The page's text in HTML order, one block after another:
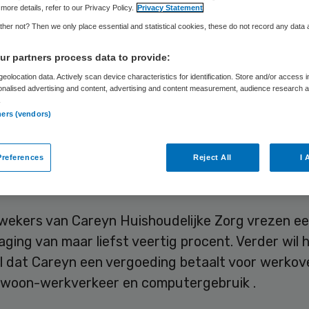
‘Wij zijn de thuiszorg’ in Utrecht eist
Zorg, die tot 1 januari in dienst waren van
januari overhandigde het actiecomité een
van Careyn Huishoudelijke Zorg vrezen
van maar liefst veertig procent. Verder wil
dat Careyn een vergoeding betaalt voor
werkverkeer en computergebruik .
details, refer to our Privacy Policy.
Privacy Statement
not? Then we only place essential and statistical cookies, these do not record any data
partners process data to provide:
data. Actively scan device characteristics for identification. Store and/or access
advertising and content, advertising and content measurement, audience research
(vendors)
Reject All I